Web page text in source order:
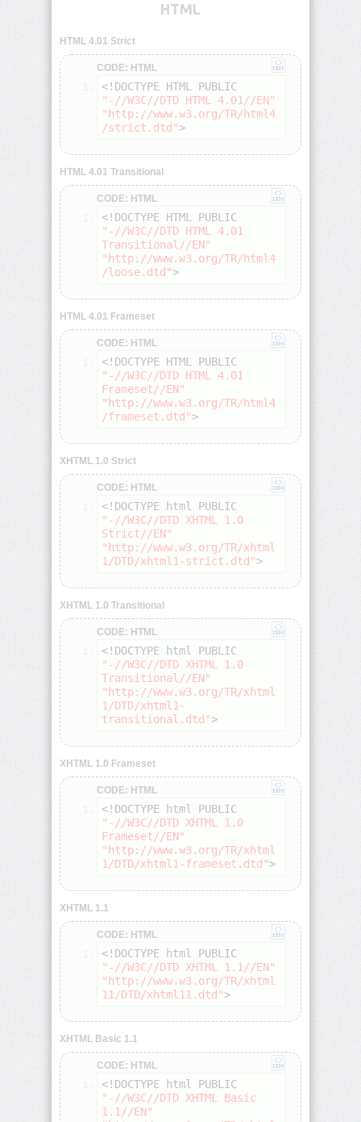
<acronym>
<address>
<applet>
<b>
<base>
<basefont>
<bdo>
<big>
<blockquote>
<body>
<br>
<button>
<caption>
<center>
<cite>
<code>
<col>
<colgroup>
<dd>
<del>
<dir>
<div>
<dt>
<em>
HTML
HTML 4.01 Strict
CODE: HTML
"-//W3C//DTD HTML 4.01//EN"
"http://www.w3.org/TR/html4
/strict.dtd">
HTML 4.01 Transitional
CODE: HTML
"-//W3C//DTD HTML 4.01
Transitional//EN"
"http://www.w3.org/TR/html4
/loose.dtd">
HTML 4.01 Frameset
CODE: HTML
"-//W3C//DTD HTML 4.01
Frameset//EN"
"http://www.w3.org/TR/html4
/frameset.dtd">
XHTML 1.0 Strict
CODE: HTML
"-//W3C//DTD XHTML 1.0
Strict//EN"
"http://www.w3.org/TR/xhtml
1/DTD/xhtml1-strict.dtd">
XHTML 1.0 Transitional
CODE: HTML
"-//W3C//DTD XHTML 1.0
Transitional//EN"
"http://www.w3.org/TR/xhtml
1/DTD/xhtml1-
transitional.dtd">
XHTML 1.0 Frameset
CODE: HTML
"-//W3C//DTD XHTML 1.0
Frameset//EN"
"http://www.w3.org/TR/xhtml
1/DTD/xhtml1-frameset.dtd">
XHTML 1.1
CODE: HTML
"-//W3C//DTD XHTML 1.1//EN"
"http://www.w3.org/TR/xhtml
11/DTD/xhtml11.dtd">
XHTML Basic 1.1
CODE: HTML
"-//W3C//DTD XHTML Basic
1.1//EN"